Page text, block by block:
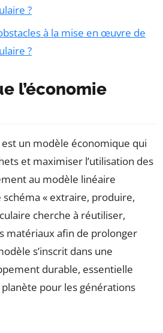
?
à la mise en œuvre de
?
l’économie
est un modèle économique qui
et maximiser l’utilisation des
au modèle linéaire
« extraire, produire,
cherche à réutiliser,
matériaux afin de prolonger
s’inscrit dans une
durable, essentielle
pour les générations